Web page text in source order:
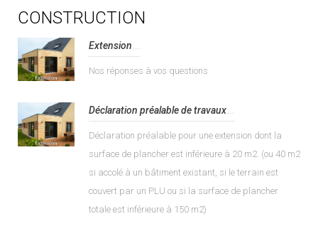
CONSTRUCTION
Extension
Nos réponses à vos questions
Déclaration préalable de travaux...
Déclaration préalable pour une extension dont la
surface de plancher est inférieure à 20 m2. (ou 40 m2
si accolé à un bâtiment existant, si le terrain est
couvert par un PLU ou si la surface de plancher
totale est inférieure à 150 m2)